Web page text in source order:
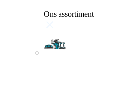
Ons assortiment